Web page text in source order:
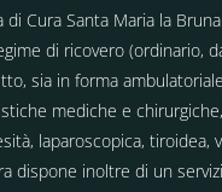
di Cura Santa Maria la
di ricovero (ordinario,
sia in forma
mediche e
laparoscopica,
dispone inoltre di un